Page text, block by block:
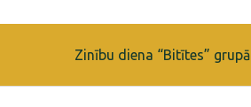
Zinību diena “Bitītes” grupā